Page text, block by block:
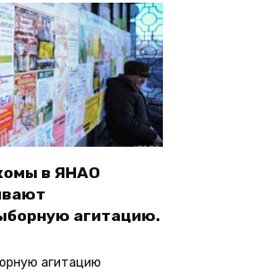
в ЯНАО
агитацию.
агитацию